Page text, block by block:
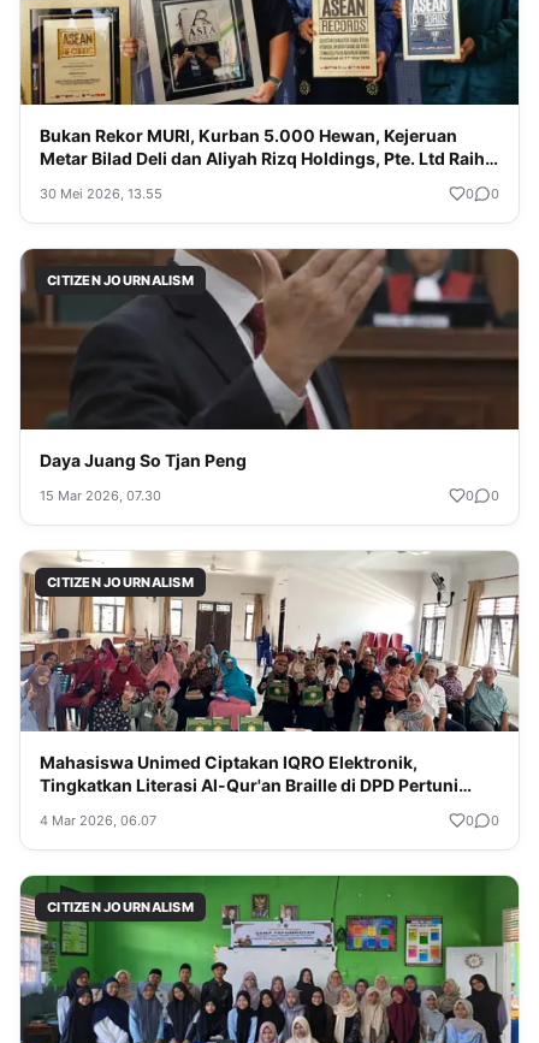
Bukan Rekor MURI, Kurban 5.000 Hewan, Kejeruan
Metar Bilad Deli dan Aliyah Rizq Holdings, Pte. Ltd Raih
30 Mei 2026, 13.55 0 0
CITIZEN JOURNALISM
Daya Juang So Tjan Peng
15 Mar 2026, 07.30 0 0
CITIZEN JOURNALISM
Mahasiswa Unimed Ciptakan IQRO Elektronik,
Tingkatkan Literasi Al-Qur'an Braille di DPD Pertuni
4 Mar 2026, 06.07 0 0
CITIZEN JOURNALISM